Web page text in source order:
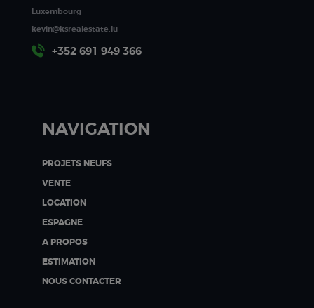
Luxembourg
kevin@ksrealestate.lu
+352 691 949 366
NAVIGATION
PROJETS NEUFS
VENTE
LOCATION
ESPAGNE
A PROPOS
ESTIMATION
NOUS CONTACTER